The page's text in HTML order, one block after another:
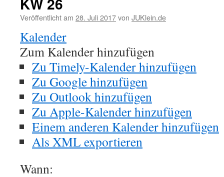
Veröffentlicht am 28. Juli 2017von JUKlein.de
Kalender
Zum Kalender hinzufügen
Zu Timely-Kalender hinzufügen
Zu Google hinzufügen
Zu Outlook hinzufügen
Zu Apple-Kalender hinzufügen
Einem anderen Kalender hinzufügen
Als XML exportieren
Wann: